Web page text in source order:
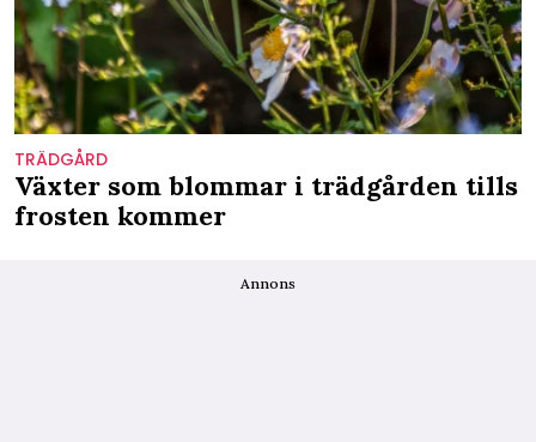
TRÄDGÅRD
Växter som blommar i trädgården tills
frosten kommer
Annons